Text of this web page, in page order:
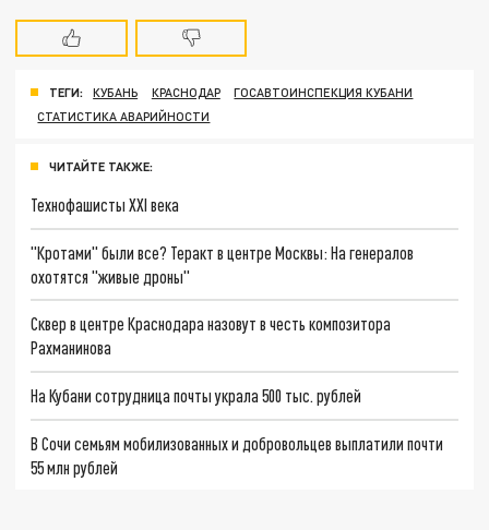
ТЕГИ: КУБАНЬ КРАСНОДАР
ГОСАВТОИНСПЕКЦИЯ КУБАНИ
СТАТИСТИКА АВАРИЙНОСТИ
ЧИТАЙТЕ ТАКЖЕ:
Технофашисты XXI века
"Кротами" были все? Теракт в центре Москвы: На генералов
охотятся "живые дроны"
Сквер в центре Краснодара назовут в честь композитора
Рахманинова
На Кубани сотрудница почты украла 500 тыс. рублей
В Сочи семьям мобилизованных и добровольцев выплатили почти
55 млн рублей